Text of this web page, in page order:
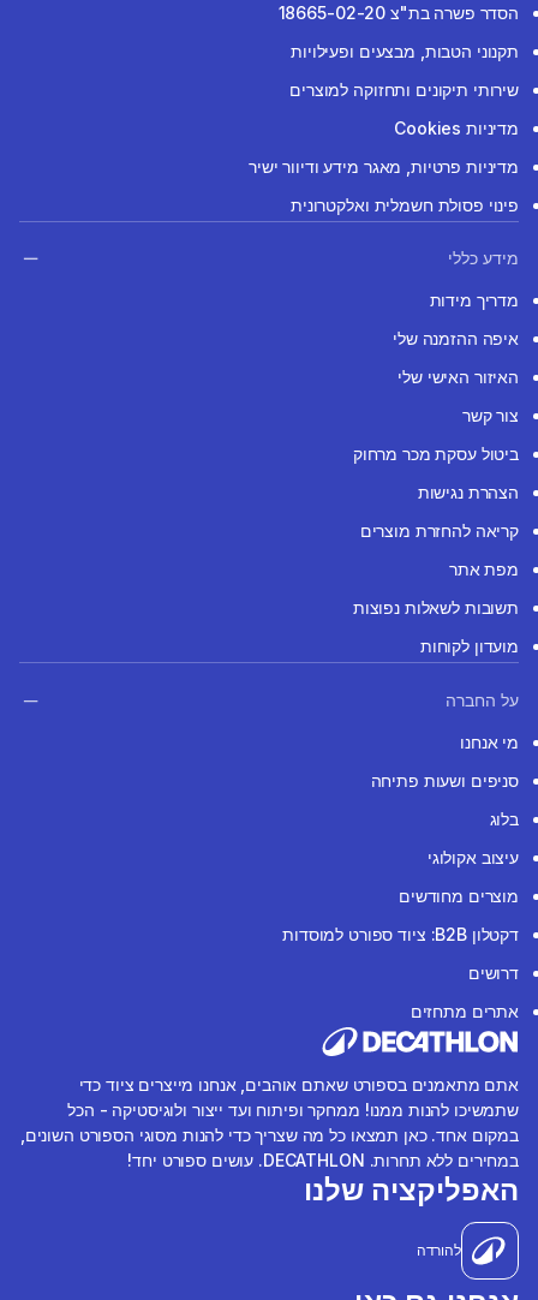
הסדר פשרה בת"צ 18665-02-20
תקנוני הטבות, מבצעים ופעילויות
שירותי תיקונים ותחזוקה למוצרים
מדיניות Cookies
מדיניות פרטיות, מאגר מידע ודיוור ישיר
פינוי פסולת חשמלית ואלקטרונית
מידע כללי
מדריך מידות
איפה ההזמנה שלי
האיזור האישי שלי
צור קשר
ביטול עסקת מכר מרחוק
הצהרת נגישות
קריאה להחזרת מוצרים
מפת אתר
תשובות לשאלות נפוצות
מועדון לקוחות
על החברה
מי אנחנו
סניפים ושעות פתיחה
בלוג
עיצוב אקולוגי
מוצרים מחודשים
דקטלון B2B: ציוד ספורט למוסדות
דרושים
אתרים מתחזים
אתם מתאמנים בספורט שאתם אוהבים, אנחנו מייצרים ציוד כדי
שתמשיכו להנות ממנו! ממחקר ופיתוח ועד ייצור ולוגיסטיקה - הכל
במקום אחד. כאן תמצאו כל מה שצריך כדי להנות מסוגי הספורט השונים,
במחירים ללא תחרות. DECATHLON. עושים ספורט יחד!
האפליקציה שלנו
להורדה